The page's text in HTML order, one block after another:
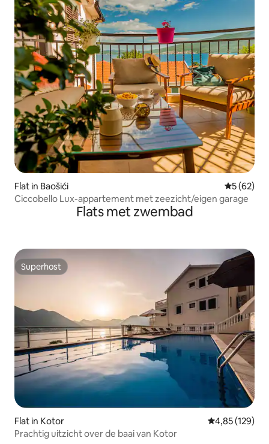
Flat in Baošići
5 (62)
Ciccobello Lux-appartement met zeezicht/eigen garage
Flats met zwembad
Superhost
Superhost
Flat in Kotor Gemiddelde
4,85 (129)
Prachtig uitzicht over de baai van Kotor